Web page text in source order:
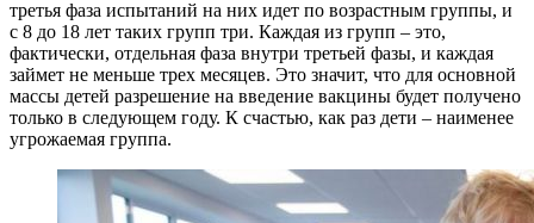
третья фаза испытаний на них идет по возрастным группы, и
с 8 до 18 лет таких групп три. Каждая из групп – это,
фактически, отдельная фаза внутри третьей фазы, и каждая
займет не меньше трех месяцев. Это значит, что для основной
массы детей разрешение на введение вакцины будет получено
только в следующем году. К счастью, как раз дети – наименее
угрожаемая группа.